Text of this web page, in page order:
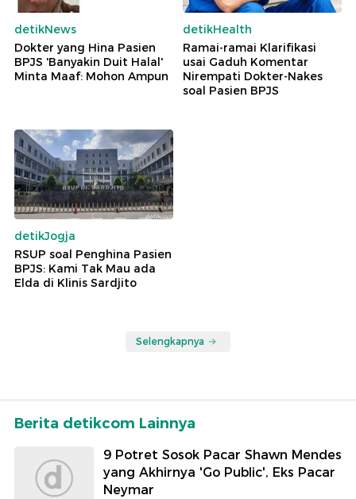
detikNews
Dokter yang Hina Pasien
BPJS 'Banyakin Duit Halal'
Minta Maaf: Mohon Ampun
detikHealth
Ramai-ramai Klarifikasi
usai Gaduh Komentar
Nirempati Dokter-Nakes
soal Pasien BPJS
detikJogja
RSUP soal Penghina Pasien
BPJS: Kami Tak Mau ada
Elda di Klinis Sardjito
Selengkapnya
Berita detikcom Lainnya
9 Potret Sosok Pacar Shawn Mendes
yang Akhirnya 'Go Public', Eks Pacar
Neymar